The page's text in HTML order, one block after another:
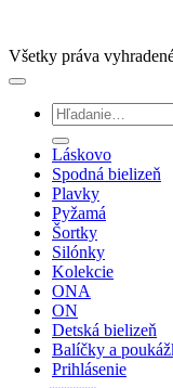
Všetky práva
Hľadať:
Láskovo
Spodná bielizeň
Plavky
Pyžamá
Šortky
Silónky
Kolekcie
ONA
ON
Detská bielizeň
Balíčky a
Prihlásenie